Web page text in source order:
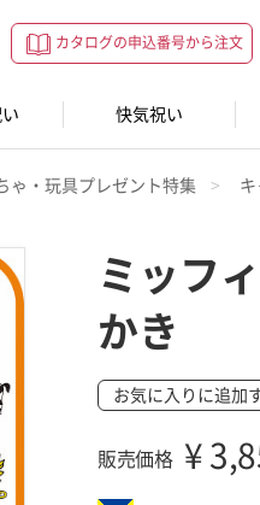
カタログの申込番号から注文
快気祝い
ゃ・玩具プレゼント特集 キ
ミッフ
かき
お気に入りに追加
販売価格 ¥